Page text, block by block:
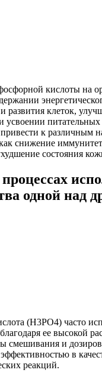
кислоты на
развития клеток,
усвоении
к различным
снижение
состояния
одной над
(H3PO4) часто
ее высокой
смешивания и
в
реакций.